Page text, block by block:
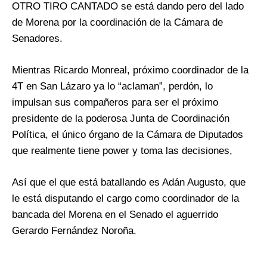
OTRO TIRO CANTADO se está dando pero del lado
de Morena por la coordinación de la Cámara de
Senadores.
Mientras Ricardo Monreal, próximo coordinador de la
4T en San Lázaro ya lo “aclaman”, perdón, lo
impulsan sus compañeros para ser el próximo
presidente de la poderosa Junta de Coordinación
Política, el único órgano de la Cámara de Diputados
que realmente tiene power y toma las decisiones,
Así que el que está batallando es Adán Augusto, que
le está disputando el cargo como coordinador de la
bancada del Morena en el Senado el aguerrido
Gerardo Fernández Noroña.